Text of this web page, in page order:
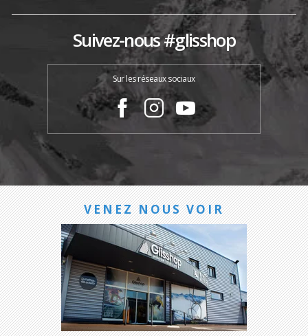
Suivez-nous #glisshop
Sur les réseaux sociaux
VENEZ NOUS VOIR